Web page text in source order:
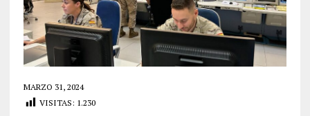
MARZO 31, 2024
VISITAS: 1.230